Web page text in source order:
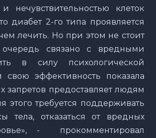
клеток
диабет 2-го типа проявляется
лечить. Но при этом не стоит
связано с вредными
в силу психологической
эффективность показала
запретов предоставляет людям
требуется поддерживать
тела, отказаться от вредных
- прокомментировал